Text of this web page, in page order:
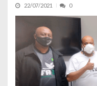
22/07/2021 0